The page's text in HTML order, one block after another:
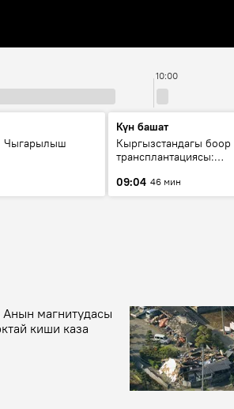
10:00
Чыгарылыш
Күн башат
Кыргызстандагы боор
трансплантациясы:
келечеги
09:04 46 мин
магнитудасы
киши каза